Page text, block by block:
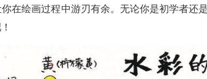
在绘画过程中游刃有余。无论你是初学者